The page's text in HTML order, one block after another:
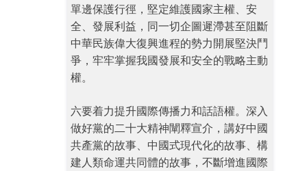
單邊保護行徑，堅定維護國家主權、安
全、發展利益，同一切企圖遲滯甚至阻斷
中華民族偉大復興進程的勢力開展堅決鬥
爭，牢牢掌握我國發展和安全的戰略主動
權。
六要着力提升國際傳播力和話語權。深入
做好黨的二十大精神闡釋宣介，講好中國
共產黨的故事、中國式現代化的故事、構
建人類命運共同體的故事，不斷增進國際